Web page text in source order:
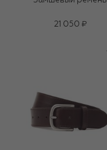
21 050 ₽